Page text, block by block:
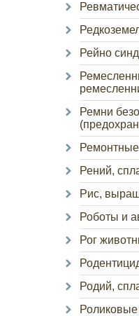
Рейно
Ремни
Рений,
Рис,
Роботы и
Рог
Родий,